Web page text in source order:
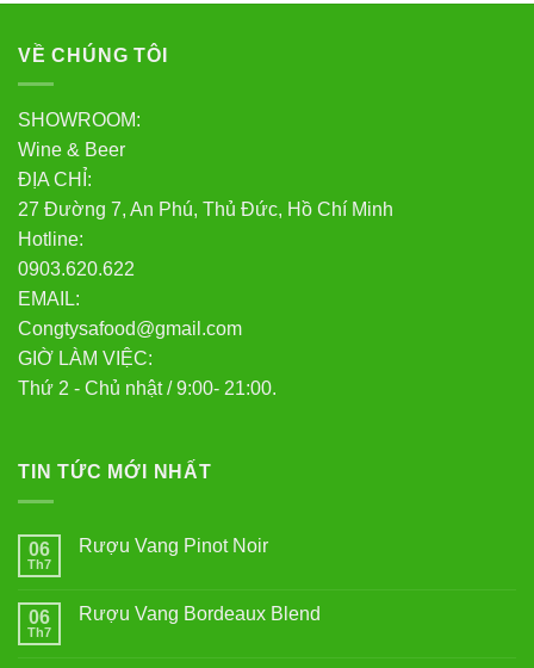
VỀ CHÚNG TÔI
SHOWROOM:
Wine & Beer
ĐỊA CHỈ:
27 Đường 7, An Phú, Thủ Đức, Hồ Chí Minh
Hotline:
0903.620.622
EMAIL:
Congtysafood@gmail.com
GIỜ LÀM VIỆC:
Thứ 2 - Chủ nhật / 9:00- 21:00.
TIN TỨC MỚI NHẤT
06
Th7
Rượu Vang Pinot Noir
luận
06
Th7
Rượu Vang Bordeaux Blend